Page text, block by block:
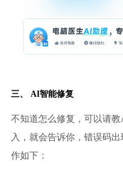
三、 AI智能修复
不知道怎么修复，可以请
入，就会告诉你，错误码
作如下：